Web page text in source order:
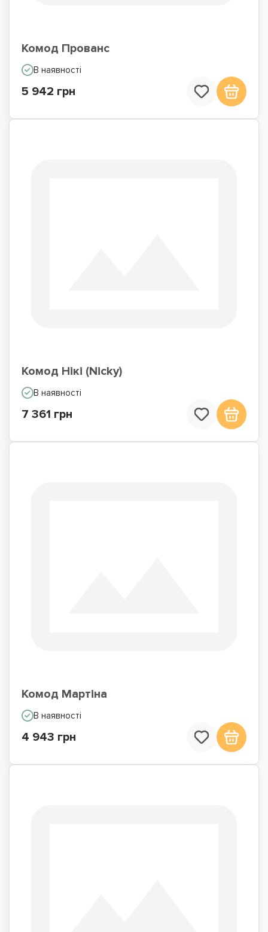
Комод Прованс
В наявності
5 942 грн
Комод Нікі (Nicky)
В наявності
7 361 грн
Комод Мартіна
В наявності
4 943 грн